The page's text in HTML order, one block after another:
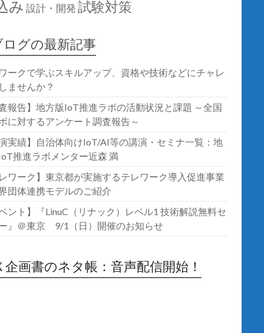
み 設計・開発試験対策
ログの最新記事
ークで学ぶスキルアップ、資格や技術などにチャレ
ませんか？
報告】地方版IoT推進ラボの活動状況と課題 ～全国
に対するアンケート調査報告～
実績】自治体向けIoT/AI等の講演・セミナ一覧：地
推進ラボメンター近森 満
ワーク】東京都が実施するテレワーク導入促進事業
団体連携モデルのご紹介
ント】『LinuC（リナック）レベル1 技術解説無料セ
』＠東京 9/1（日）開催のお知らせ
企画書のネタ帳：音声配信開始！